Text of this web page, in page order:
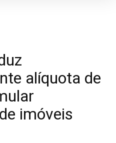
alíquota de
imóveis